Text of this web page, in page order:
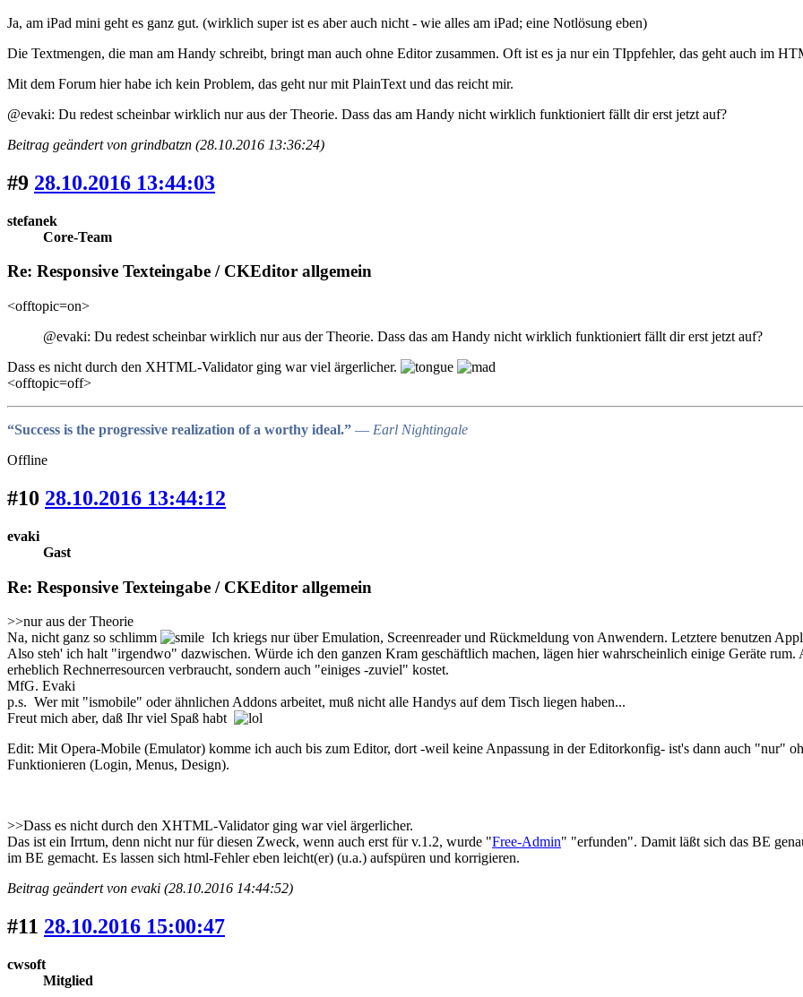
Ja, am iPad mini geht es ganz gut. (wirklich super ist es aber auch nicht - wie alles am iPad; eine Notlösung eben)
Die Textmengen, die man am Handy schreibt, bringt man auch ohne Editor zusammen. Oft ist es ja nur ein TIppfehler, das geht auch im
Mit dem Forum hier habe ich kein Problem, das geht nur mit PlainText und das reicht mir.
@evaki: Du redest scheinbar wirklich nur aus der Theorie. Dass das am Handy nicht wirklich funktioniert fällt dir erst jetzt auf?
Beitrag geändert von grindbatzn (28.10.2016 13:36:24)
#9 28.10.2016 13:44:03
stefanek
Core-Team
Re: Responsive Texteingabe / CKEditor allgemein
<offtopic=on>
@evaki: Du redest scheinbar wirklich nur aus der Theorie. Dass das am Handy nicht wirklich funktioniert fällt dir erst jetzt auf?
Dass es nicht durch den XHTML-Validator ging war viel ärgerlicher.
<offtopic=off>
“Success is the progressive realization of a worthy ideal.” ― Earl Nightingale
Offline
#10 28.10.2016 13:44:12
evaki
Gast
Re: Responsive Texteingabe / CKEditor allgemein
>>nur aus der Theorie
Na, nicht ganz so schlimm
Ich kriegs nur über Emulation, Screenreader und Rückmeldung von Anwendern. Letztere benutzen
Also steh' ich halt "irgendwo" dazwischen. Würde ich den ganzen Kram geschäftlich machen, lägen hier wahrscheinlich einige Geräte
erheblich Rechnerresourcen verbraucht, sondern auch "einiges -zuviel" kostet.
MfG. Evaki
p.s. Wer mit "ismobile" oder ähnlichen Addons arbeitet, muß nicht alle Handys auf dem Tisch liegen haben...
Freut mich aber, daß Ihr viel Spaß habt
Edit: Mit Opera-Mobile (Emulator) komme ich auch bis zum Editor, dort -weil keine Anpassung in der Editorkonfig- ist's dann auch "nur"
Funktionieren (Login, Menus, Design).
>>Dass es nicht durch den XHTML-Validator ging war viel ärgerlicher.
Das ist ein Irrtum, denn nicht nur für diesen Zweck, wenn auch erst für v.1.2, wurde "Free-Admin" "erfunden". Damit läßt sich das BE
im BE gemacht. Es lassen sich html-Fehler eben leicht(er) (u.a.) aufspüren und korrigieren.
Beitrag geändert von evaki (28.10.2016 14:44:52)
#11 28.10.2016 15:00:47
cwsoft
Mitglied